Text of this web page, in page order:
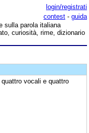
login/registrati
contest - guida
sulla parola italiana
curiosità, rime, dizionario
vocali e quattro